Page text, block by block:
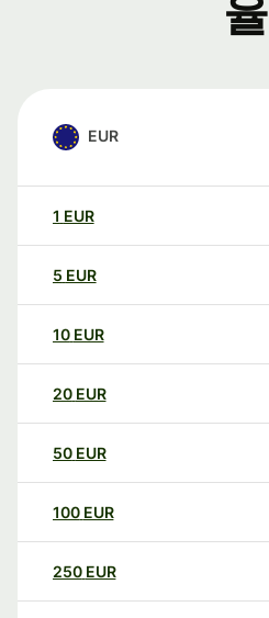
율
EUR
1 EUR
5 EUR
10 EUR
20 EUR
50 EUR
100 EUR
250 EUR